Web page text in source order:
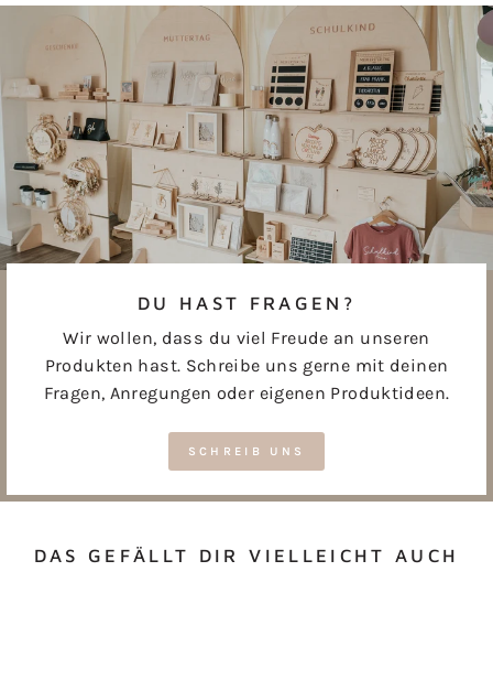
DU HAST FRAGEN?
Wir wollen, dass du viel Freude an unseren
Produkten hast. Schreibe uns gerne mit deinen
Fragen, Anregungen oder eigenen Produktideen.
SCHREIB UNS
DAS GEFÄLLT DIR VIELLEICHT AUCH